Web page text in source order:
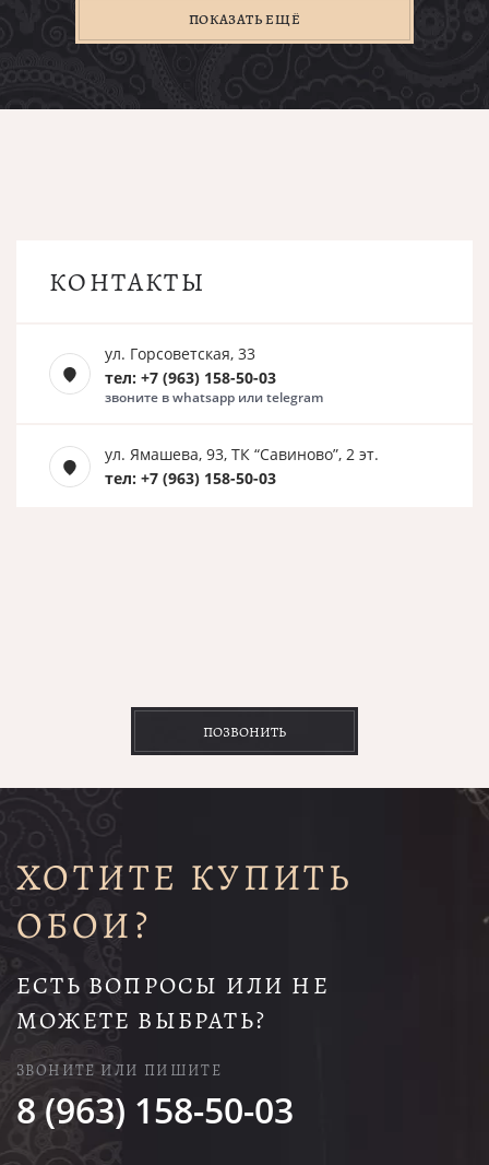
ПОКАЗАТЬ ЕЩЁ
КОНТАКТЫ
ул. Горсоветская, 33
тел: +7 (963) 158-50-03
звоните в whatsapp или telegram
ул. Ямашева, 93, ТК “Савиново”, 2 эт.
тел: +7 (963) 158-50-03
ПОЗВОНИТЬ
ХОТИТЕ КУПИТЬ
ОБОИ?
ЕСТЬ ВОПРОСЫ ИЛИ НЕ
МОЖЕТЕ ВЫБРАТЬ?
ЗВОНИТЕ ИЛИ ПИШИТЕ
8 (963) 158-50-03